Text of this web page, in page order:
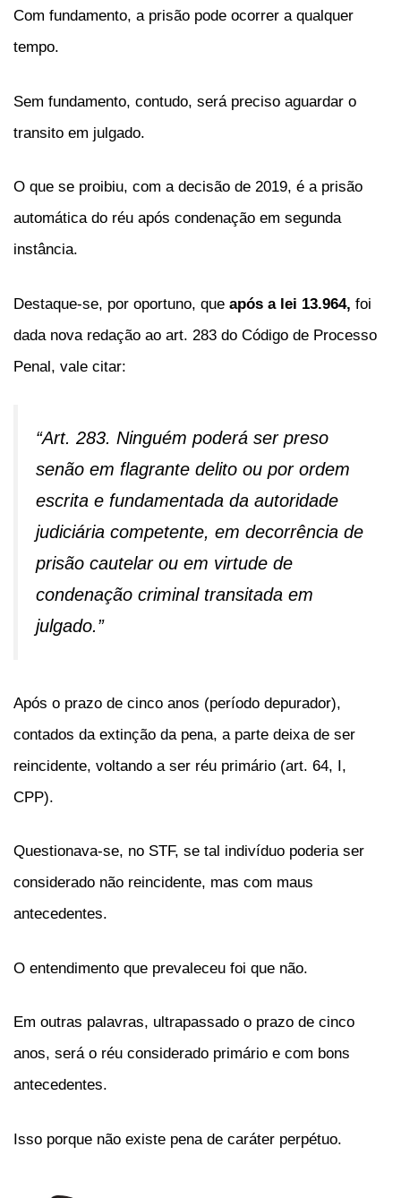
Com fundamento, a prisão pode ocorrer a qualquer
tempo.
Sem fundamento, contudo, será preciso aguardar o
transito em julgado.
O que se proibiu, com a decisão de 2019, é a prisão
automática do réu após condenação em segunda
instância.
Destaque-se, por oportuno, que após a lei 13.964, foi
dada nova redação ao art. 283 do Código de Processo
Penal, vale citar:
“Art. 283. Ninguém poderá ser preso
senão em flagrante delito ou por ordem
escrita e fundamentada da autoridade
judiciária competente, em decorrência de
prisão cautelar ou em virtude de
condenação criminal transitada em
julgado.”
Após o prazo de cinco anos (período depurador),
contados da extinção da pena, a parte deixa de ser
reincidente, voltando a ser réu primário (art. 64, I,
CPP).
Questionava-se, no STF, se tal indivíduo poderia ser
considerado não reincidente, mas com maus
antecedentes.
O entendimento que prevaleceu foi que não.
Em outras palavras, ultrapassado o prazo de cinco
anos, será o réu considerado primário e com bons
antecedentes.
Isso porque não existe pena de caráter perpétuo.